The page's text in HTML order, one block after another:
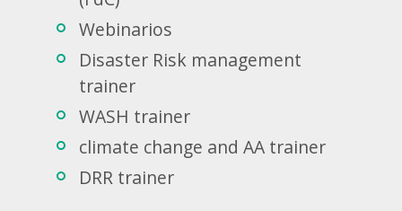
Webinarios
Disaster Risk management
trainer
WASH trainer
climate change and AA trainer
DRR trainer